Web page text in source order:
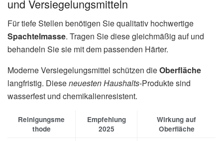
und Versiegelungsmitteln
Für tiefe Stellen benötigen Sie qualitativ hochwertige
Spachtelmasse. Tragen Sie diese gleichmäßig auf und
behandeln Sie sie mit dem passenden Härter.
Moderne Versiegelungsmittel schützen dieOberfläche
langfristig. Dieseneuesten Haushalts-Produkte sind
wasserfest und chemikalienresistent.
Reinigungsme
thode
Empfehlung
2025
Wirkung auf
Oberfläche